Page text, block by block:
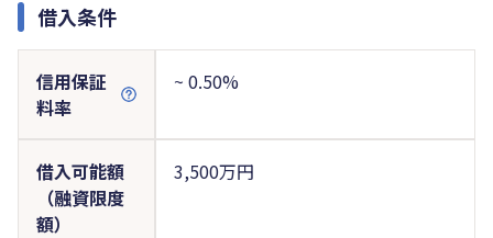
借入条件
信用保証
料率
~ 0.50%
借入可能額
（融資限度
額）
3,500万円